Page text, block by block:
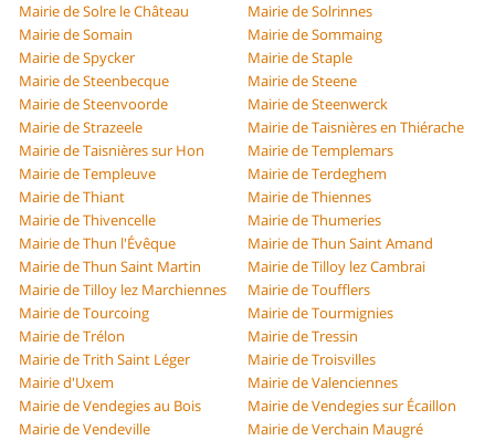
Mairie de Solre le Château
Mairie de Solrinnes
Mairie de Somain
Mairie de Sommaing
Mairie de Spycker
Mairie de Staple
Mairie de Steenbecque
Mairie de Steene
Mairie de Steenvoorde
Mairie de Steenwerck
Mairie de Strazeele
Mairie de Taisnières en Thiérache
Mairie de Taisnières sur Hon
Mairie de Templemars
Mairie de Templeuve
Mairie de Terdeghem
Mairie de Thiant
Mairie de Thiennes
Mairie de Thivencelle
Mairie de Thumeries
Mairie de Thun l'Évêque
Mairie de Thun Saint Amand
Mairie de Thun Saint Martin
Mairie de Tilloy lez Cambrai
Mairie de Tilloy lez Marchiennes
Mairie de Toufflers
Mairie de Tourcoing
Mairie de Tourmignies
Mairie de Trélon
Mairie de Tressin
Mairie de Trith Saint Léger
Mairie de Troisvilles
Mairie d'Uxem
Mairie de Valenciennes
Mairie de Vendegies au Bois
Mairie de Vendegies sur Écaillon
Mairie de Vendeville
Mairie de Verchain Maugré